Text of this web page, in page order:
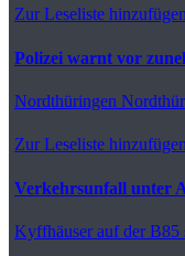
Zur Leseliste hinzufügen
Polizei warnt vor
Nordthüringen
Zur Leseliste hinzufügen
Verkehrsunfall unter
Kyffhäuserauf der B85